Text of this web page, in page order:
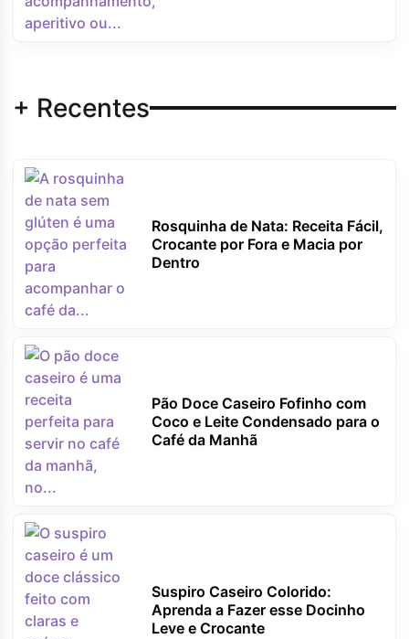
+ Recentes
Rosquinha de Nata: Receita Fácil,
Crocante por Fora e Macia por
Dentro
Pão Doce Caseiro Fofinho com
Coco e Leite Condensado para o
Café da Manhã
Suspiro Caseiro Colorido:
Aprenda a Fazer esse Docinho
Leve e Crocante